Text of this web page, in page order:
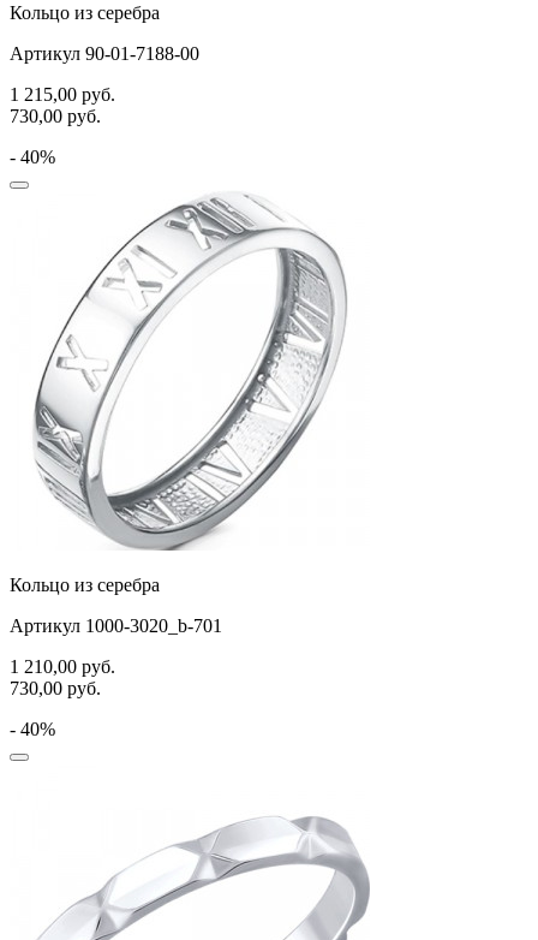
Кольцо из серебра
Артикул 90-01-7188-00
1 215,00 руб.
730,00 руб.
- 40%
Кольцо из серебра
Артикул 1000-3020_b-701
1 210,00 руб.
730,00 руб.
- 40%